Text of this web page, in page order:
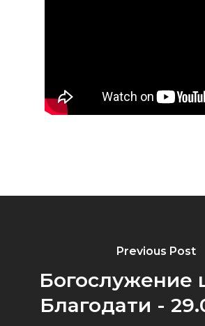
Previous Post
Богослужение
Благодати -